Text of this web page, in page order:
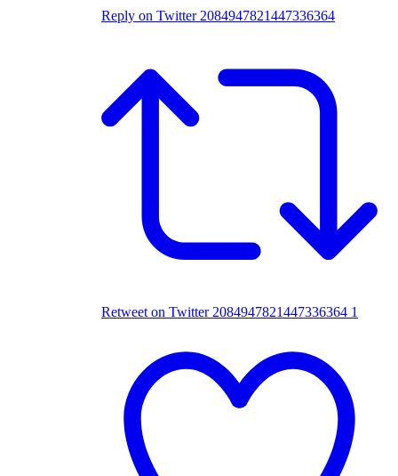
Reply on Twitter 2084947821447336364
Retweet on Twitter 2084947821447336364 1